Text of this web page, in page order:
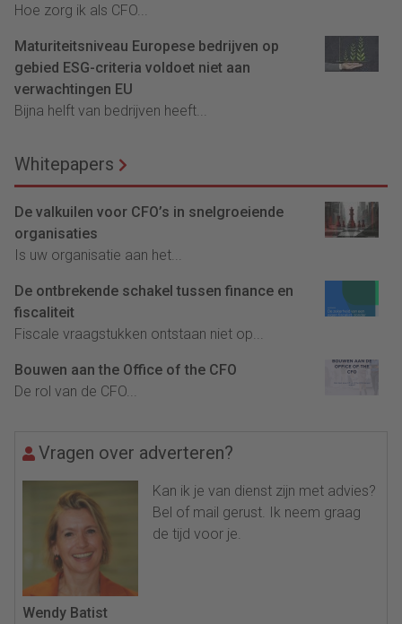
Hoe zorg ik als CFO...
Maturiteitsniveau Europese bedrijven op
gebied ESG-criteria voldoet niet aan
verwachtingen EU
Bijna helft van bedrijven heeft...
Whitepapers
De valkuilen voor CFO’s in snelgroeiende
organisaties
Is uw organisatie aan het...
De ontbrekende schakel tussen finance en
fiscaliteit
Fiscale vraagstukken ontstaan niet op...
Bouwen aan the Office of the CFO
De rol van de CFO...
Vragen over adverteren?
Kan ik je van dienst zijn met advies?
Bel of mail gerust. Ik neem graag
de tijd voor je.
Wendy Batist